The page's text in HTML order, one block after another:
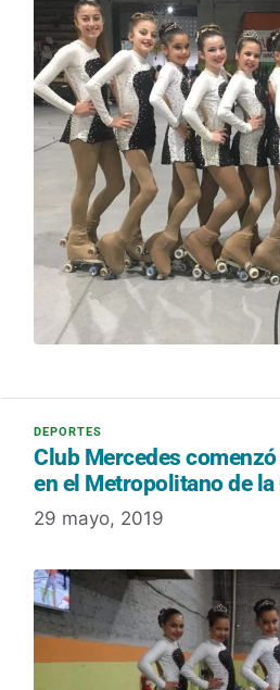
Club Mercedes
en el Metropolitano de la
29 mayo, 2019